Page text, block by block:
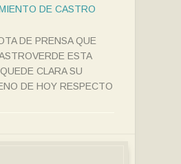
DE CASTRO
DE PRENSA QUE
ESTA
CLARA SU
DE HOY RESPECTO